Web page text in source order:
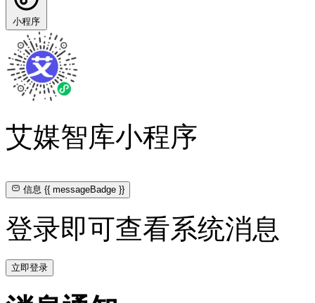
小程序
艾媒智库小程序
信息{{ messageBadge }}
登录即可查看系统消息
立即登录